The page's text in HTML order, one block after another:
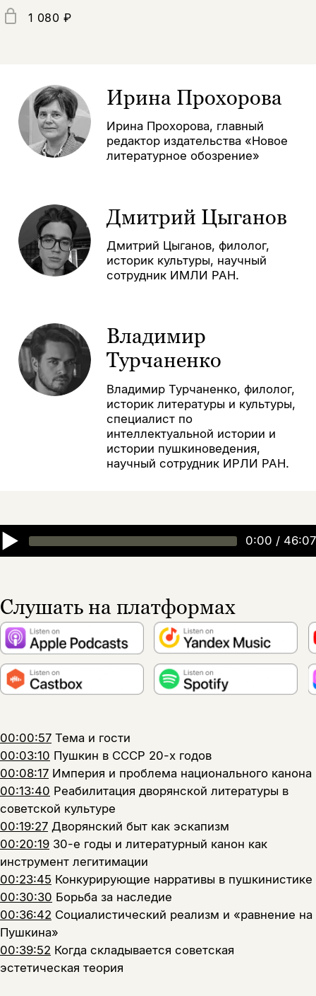
1 080 ₽
Ирина Прохорова
Ирина Прохорова, главный
редактор издательства «Новое
литературное обозрение»
Дмитрий Цыганов
Дмитрий Цыганов, филолог,
историк культуры, научный
сотрудник ИМЛИ РАН.
Владимир
Турчаненко
Владимир Турчаненко, филолог,
историк литературы и культуры,
специалист по
интеллектуальной истории и
истории пушкиноведения,
научный сотрудник ИРЛИ РАН.
▶ 0:00 / 46:07
Слушать на платформах
00:00:57 Тема и гости
00:03:10 Пушкин в СССР 20-х годов
00:08:17 Империя и проблема национального канона
00:13:40 Реабилитация дворянской литературы в
советской культуре
00:19:27 Дворянский быт как эскапизм
00:20:19 30-е годы и литературный канон как
инструмент легитимации
00:23:45 Конкурирующие нарративы в пушкинистике
00:30:30 Борьба за наследие
00:36:42 Социалистический реализм и «равнение на
Пушкина»
00:39:52 Когда складывается советская
эстетическая теория